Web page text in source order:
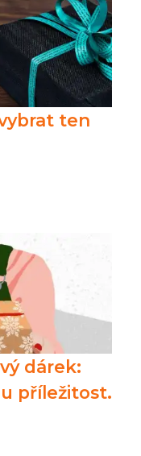
ten
dárek:
příležitost.